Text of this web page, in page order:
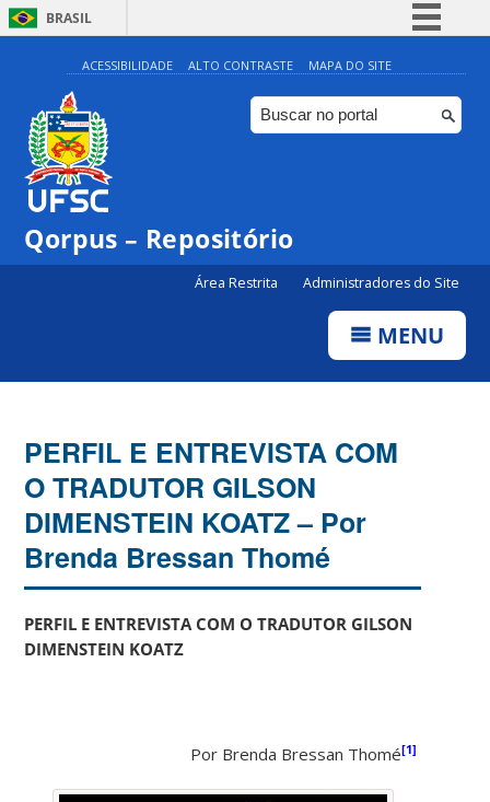
BRASIL
Simplifique!
Comunica BR
Participe
ACESSIBILIDADE ALTO CONTRASTE MAPA DO SITE
Qorpus – Repositório
Área Restrita Administradores do Site
MENU
PERFIL E ENTREVISTA COM
O TRADUTOR GILSON
DIMENSTEIN KOATZ – Por
Brenda Bressan Thomé
PERFIL E ENTREVISTA COM O TRADUTOR GILSON
DIMENSTEIN KOATZ
Por Brenda Bressan Thomé[1]